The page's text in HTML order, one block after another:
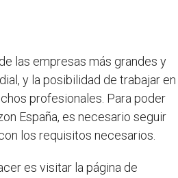
las empresas más grandes y
y la posibilidad de trabajar en
profesionales. Para poder
España, es necesario seguir
los requisitos necesarios.
es visitar la página de